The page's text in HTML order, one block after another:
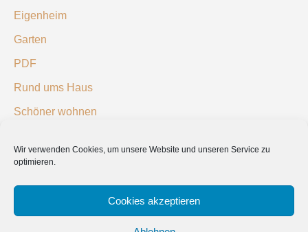
Wir verwenden Cookies, um unsere Website und unseren Service zu
optimieren.
Cookies akzeptieren
Eigenheim
Garten
PDF
Rund ums Haus
Schöner wohnen